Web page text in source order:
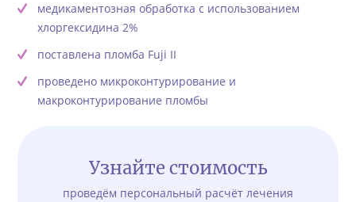
медикаментозная обработка с использованием
хлоргексидина 2%
поставлена пломба Fuji II
проведено микроконтурирование и
макроконтурирование пломбы
Узнайте стоимость
проведём персональный расчёт лечения